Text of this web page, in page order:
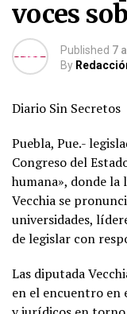
voces
Published 7
By
Diario Sin Secretos
Puebla, Pue.-
Congreso del
humana», donde la
Vecchia se
universidades,
de legislar con
Las diputada
en el encuentro